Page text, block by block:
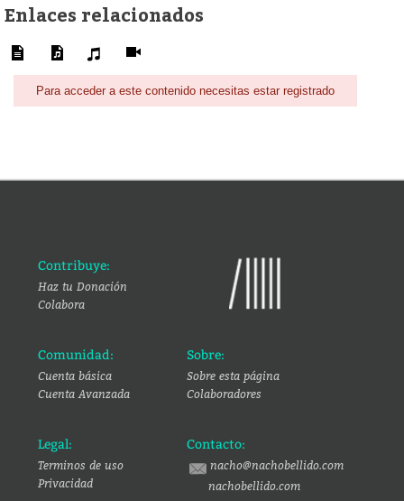
Enlaces relacionados
Para acceder a este contenido necesitas estar registrado
Contribuye:
Haz tu Donación
Colabora
Comunidad:
Cuenta básica
Cuenta Avanzada
Sobre:
Sobre esta página
Colaboradores
Legal:
Terminos de uso
Privacidad
Contacto:
nacho@nachobellido.com
nachobellido.com